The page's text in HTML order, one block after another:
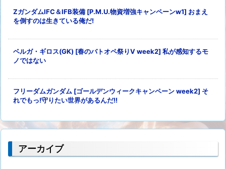
ZガンダムIFC＆IFB装備 [P.M.U.物資増強キャンペーンw1] おまえ
を倒すのは生きている俺だ!
ベルガ・ギロス(GK) [春のバトオペ祭りV week2] 私が感知するモ
ノではない
フリーダムガンダム [ゴールデンウィークキャンペーン week2] そ
れでもっ!守りたい世界があるんだ!!
アーカイブ